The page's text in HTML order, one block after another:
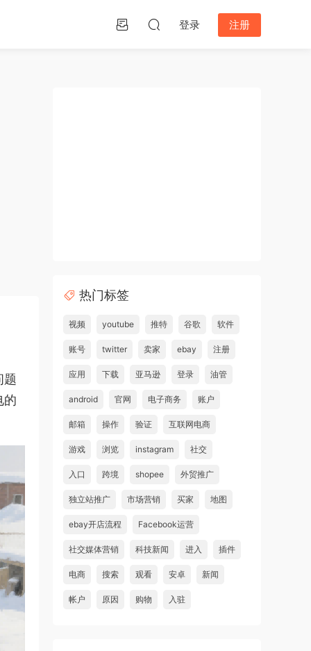
登录 注册
题
的
热门标签
视频 youtube 推特 谷歌 软件
账号 twitter 卖家 ebay 注册
应用 下载 亚马逊 登录 油管
android 官网 电子商务 账户
邮箱 操作 验证 互联网电商
游戏 浏览 instagram 社交
入口 跨境 shopee 外贸推广
独立站推广 市场营销 买家 地图
ebay开店流程 Facebook运营
社交媒体营销 科技新闻 进入 插件
电商 搜索 观看 安卓 新闻
帐户 原因 购物 入驻